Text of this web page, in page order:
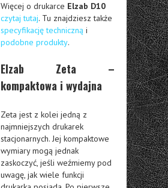
Więcej o drukarce Elzab D10
czytaj tutaj. Tu znajdziesz także
specyfikację techniczną i
podobne produkty.
Elzab Zeta –
kompaktowa i wydajna
Zeta jest z kolei jedną z
najmniejszych drukarek
stacjonarnych. Jej kompaktowe
wymiary mogą jednak
zaskoczyć, jeśli weźmiemy pod
uwagę, jak wiele funkcji